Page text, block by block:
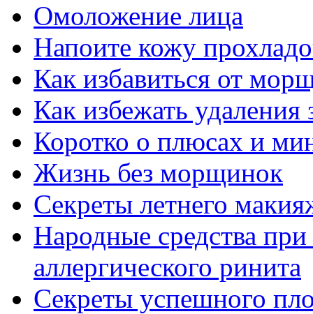
Омоложение лица
Напоите кожу
Как избавиться от
Как избежать удаления
Коротко о плюсах и
Жизнь без морщинок
Секреты летнего
Народные средства
аллергического ринита
Секреты успешного